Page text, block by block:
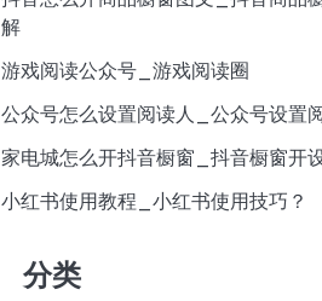
解
游戏阅读公众号_游戏阅读圈
公众号怎么设置阅读人_公众号设置
家电城怎么开抖音橱窗_抖音橱窗开
小红书使用教程_小红书使用技巧？
分类